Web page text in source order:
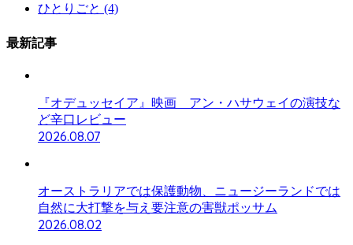
ひとりごと (4)
最新記事
『オデュッセイア』映画 アン・ハサウェイの演技な
ど辛口レビュー
2026.08.07
オーストラリアでは保護動物、ニュージーランドでは
自然に大打撃を与え要注意の害獣ポッサム
2026.08.02